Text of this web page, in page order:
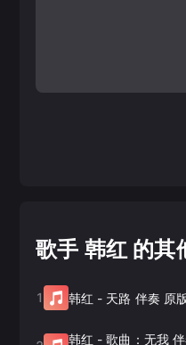
歌手 韩红 的其
1 韩红 - 天路 伴奏 原
韩红 -歌曲：无我